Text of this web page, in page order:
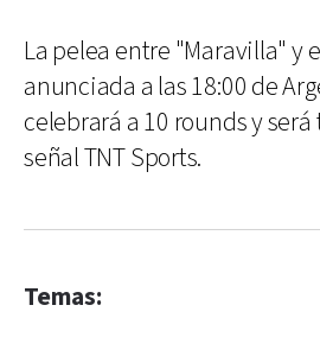
La pelea entre "Maravilla" y
anunciada a las 18:00 de
celebrará a 10 rounds y
señal TNT Sports.
Temas: